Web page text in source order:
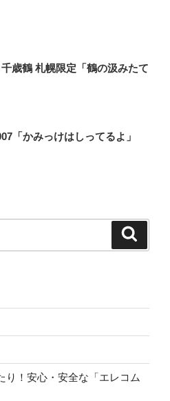
歳鶴 札幌限定「鶴の汲みたて
「かみっけはしってるよ」
り！安心・安全な「エレコム